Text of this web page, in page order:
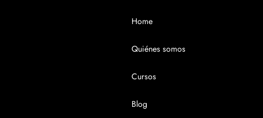
Home
Quiénes somos
Cursos
Blog